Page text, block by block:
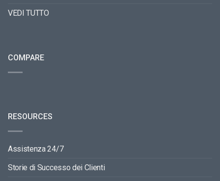
VEDI TUTTO
COMPARE
RESOURCES
Assistenza 24/7
Storie di Successo dei Clienti